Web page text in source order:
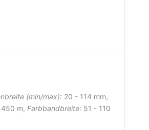
(min/max): 20 - 114 mm,
450 m, Farbbandbreite: 51 - 110